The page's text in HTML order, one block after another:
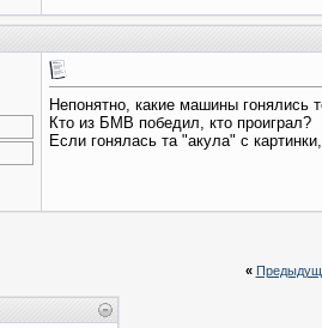
Непонятно, какие машины гонялись
Кто из БМВ победил, кто проиграл?
Если гонялась та "акула" с
«